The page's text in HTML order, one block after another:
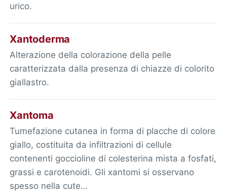
urico.
Xantoderma
Alterazione della colorazione della pelle
caratterizzata dalla presenza di chiazze di colorito
giallastro.
Xantoma
Tumefazione cutanea in forma di placche di colore
giallo, costituita da infiltrazioni di cellule
contenenti goccioline di colesterina mista a fosfati,
grassi e carotenoidi. Gli xantomi si osservano
spesso nella cute…